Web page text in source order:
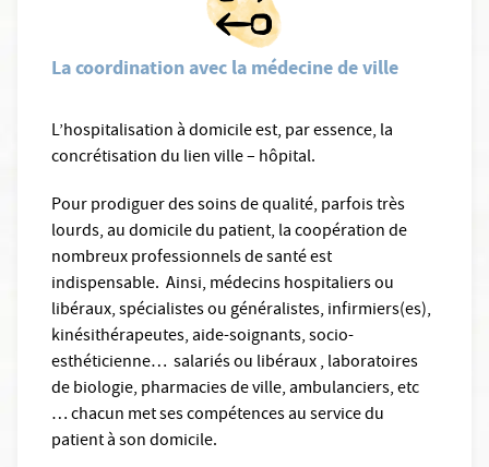
La coordination avec la médecine de ville
L’hospitalisation à domicile est, par essence, la
concrétisation du lien ville – hôpital.
Pour prodiguer des soins de qualité, parfois très
lourds, au domicile du patient, la coopération de
nombreux professionnels de santé est
indispensable. Ainsi, médecins hospitaliers ou
libéraux, spécialistes ou généralistes, infirmiers(es),
kinésithérapeutes, aide-soignants, socio-
esthéticienne… salariés ou libéraux , laboratoires
de biologie, pharmacies de ville, ambulanciers, etc
… chacun met ses compétences au service du
patient à son domicile.